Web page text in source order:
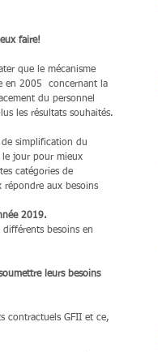
faire!
que le mécanisme
en 2005  concernant la
du personnel
les résultats souhaités.
simplification du
le jour pour mieux
catégories de
répondre aux besoins
2019.
besoins en
leurs besoins
contractuels GFII et ce,